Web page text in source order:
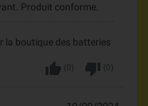
Produit conforme.
la boutique des batteries
thumb_up (0 ) thumb_down (0 )